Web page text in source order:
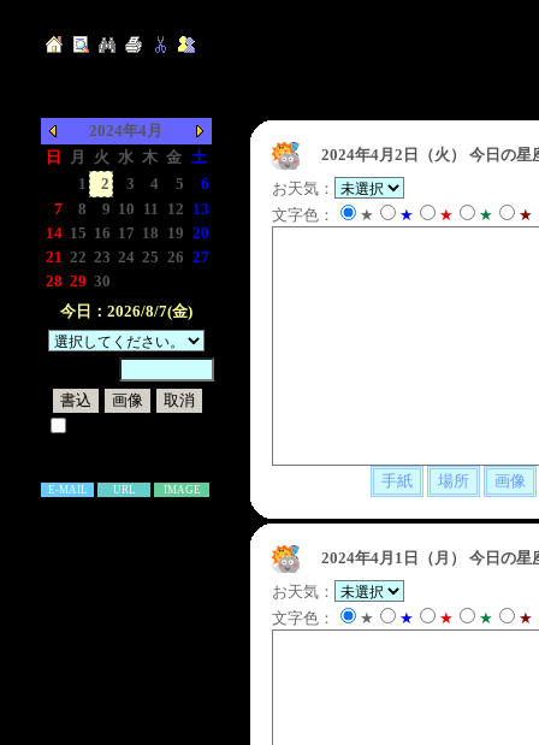
2024年4月
日
月 火 水 木 金 土
1 2 3 4 5
6
7
8 9 10 11 12 13
14 15 16 17 18 19 20
21 22 23 24 25 26 27
28 29 30
今日：2026/8/7(金)
E-MAIL URL IMAGE
2024年4月2日（火）
今日の星
お天気：
文字色：
★ ★ ★ ★ ★
2024年4月1日（月）
今日の星
お天気：
文字色：
★ ★ ★ ★ ★